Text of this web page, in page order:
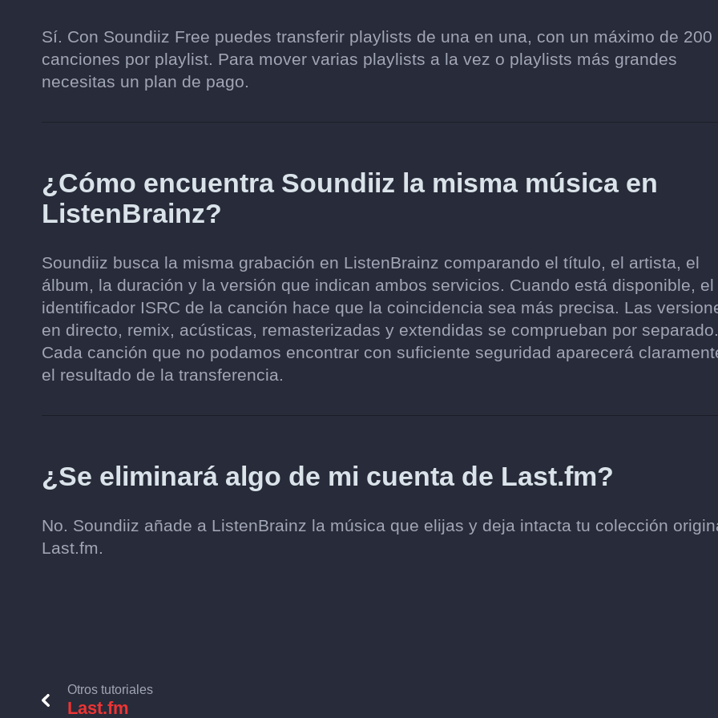
Sí. Con Soundiiz Free puedes transferir playlists de una en una, con un máximo de 200
canciones por playlist. Para mover varias playlists a la vez o playlists más grandes
necesitas un plan de pago.
¿Cómo encuentra Soundiiz la misma música en
ListenBrainz?
Soundiiz busca la misma grabación en ListenBrainz comparando el título, el artista, el
álbum, la duración y la versión que indican ambos servicios. Cuando está disponible, el
identificador ISRC de la canción hace que la coincidencia sea más precisa. Las
en directo, remix, acústicas, remasterizadas y extendidas se comprueban por separado.
Cada canción que no podamos encontrar con suficiente seguridad aparecerá
el resultado de la transferencia.
¿Se eliminará algo de mi cuenta de Last.fm?
No. Soundiiz añade a ListenBrainz la música que elijas y deja intacta tu colección
Last.fm.
Otros tutoriales
Last.fm